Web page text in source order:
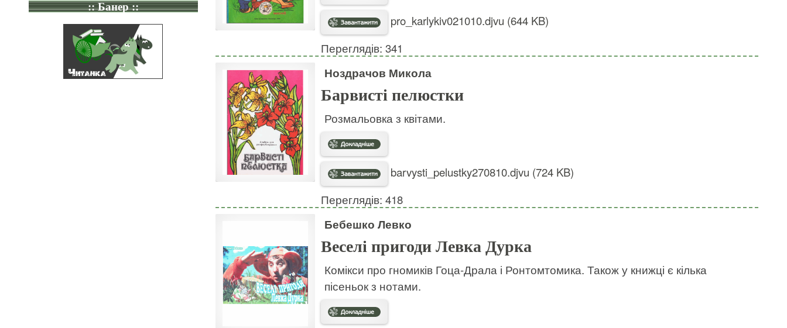
:: Банер ::
pro_karlykiv021010.djvu (644 KB)
Переглядів: 341
Ноздрачов Микола
Барвисті пелюстки
Розмальовка з квітами.
barvysti_pelustky270810.djvu (724 KB)
Переглядів: 418
Бебешко Левко
Веселі пригоди Левка Дурка
Комікси про гномиків Гоца-Драла і Ронтомтомика. Також у книжці є кілька
пісеньок з нотами.